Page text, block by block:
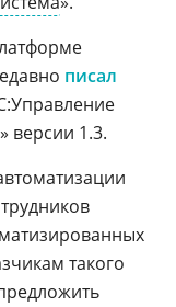
писал
версии 1.3.
такого